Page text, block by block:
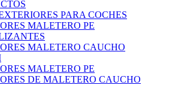
PARA COCHES
MALETERO PE
MALETERO CAUCHO
MALETERO PE
DE MALETERO CAUCHO